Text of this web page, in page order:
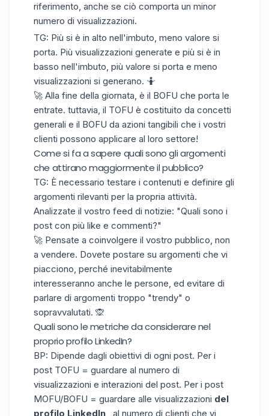
riferimento, anche se ciò comporta un minor
numero di visualizzazioni.
TG: Più si è in alto nell'imbuto, meno valore si
porta. Più visualizzazioni generate e più si è in
basso nell'imbuto, più valore si porta e meno
visualizzazioni si generano. 🤷
🚀 Alla fine della giornata, è il BOFU che porta le
entrate. tuttavia, il TOFU è costituito da concetti
generali e il BOFU da azioni tangibili che i vostri
clienti possono applicare al loro settore!
Come si fa a sapere quali sono gli argomenti
che attirano maggiormente il pubblico?
TG: È necessario testare i contenuti e definire gli
argomenti rilevanti per la propria attività.
Analizzate il vostro feed di notizie: "Quali sono i
post con più like e commenti?"
🚀 Pensate a coinvolgere il vostro pubblico, non
a vendere. Dovete postare su argomenti che vi
piacciono, perché inevitabilmente
interesseranno anche le persone, ed evitare di
parlare di argomenti troppo "trendy" o
sopravvalutati. 🙊
Quali sono le metriche da considerare nel
proprio profilo LinkedIn?
BP: Dipende dagli obiettivi di ogni post. Per i
post TOFU = guardare al numero di
visualizzazioni e interazioni del post. Per i post
MOFU/BOFU = guardare alle visualizzazioni del
profilo LinkedIn
, al numero di clienti che vi